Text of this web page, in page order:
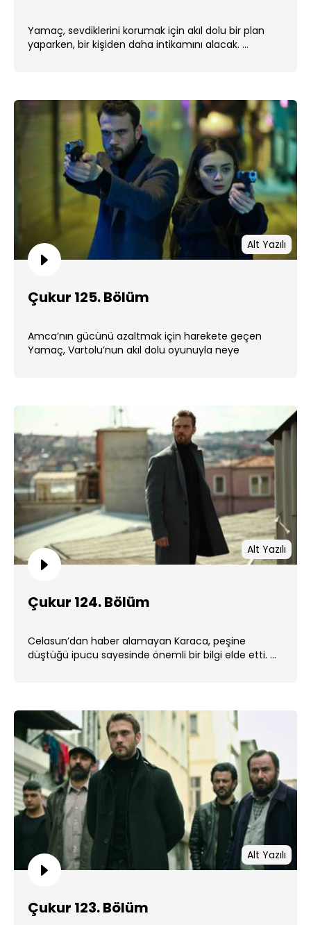
Yamaç, sevdiklerini korumak için akıl dolu bir plan
yaparken, bir kişiden daha intikamını alacak. ...
Alt Yazılı
Çukur 125. Bölüm
Amca’nın gücünü azaltmak için harekete geçen
Yamaç, Vartolu’nun akıl dolu oyunuyla neye
Alt Yazılı
Çukur 124. Bölüm
Celasun’dan haber alamayan Karaca, peşine
düştüğü ipucu sayesinde önemli bir bilgi elde etti. ...
Alt Yazılı
Çukur 123. Bölüm